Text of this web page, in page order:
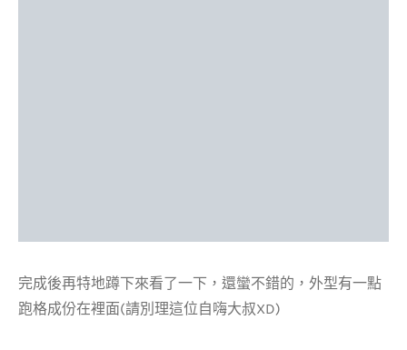
完成後再特地蹲下來看了一下，還蠻不錯的，外型有一點
跑格成份在裡面(請別理這位自嗨大叔XD)